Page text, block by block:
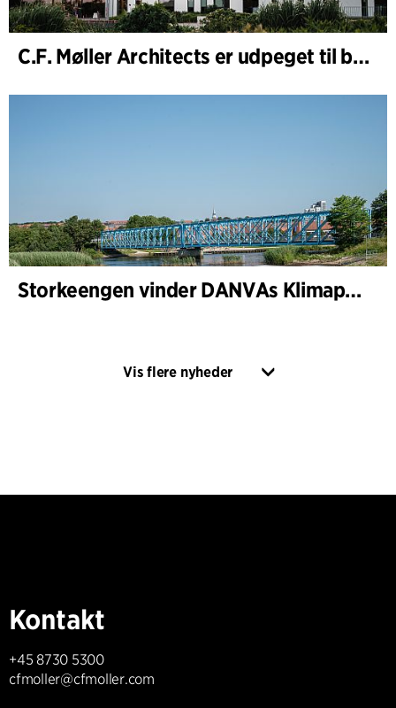
C.F. Møller Architects er udpeget til bygherrerådgiver i udvidelsen af Varde Rådhus
Storkeengen vinder DANVAs Klimapris 2025 – og bygger videre på tidligere arkitekturanerkendelse
Vis flere nyheder
Kontakt
+45 8730 5300
cfmoller@cfmoller.com